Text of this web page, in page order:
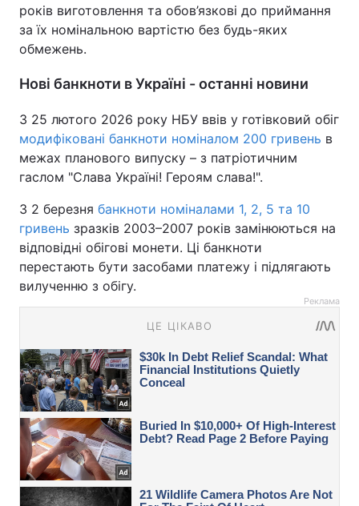
років виготовлення та обов’язкові до приймання
за їх номінальною вартістю без будь-яких
обмежень.
Нові банкноти в Україні - останні новини
З 25 лютого 2026 року НБУ ввів у готівковий обіг
модифіковані банкноти номіналом 200 гривень в
межах планового випуску – з патріотичним
гаслом "Слава Україні! Героям слава!".
З 2 березня банкноти номіналами 1, 2, 5 та 10
гривень зразків 2003–2007 років замінюються на
відповідні обігові монети. Ці банкноти
перестають бути засобами платежу і підлягають
вилученню з обігу.
Реклама